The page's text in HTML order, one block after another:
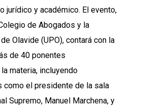
jurídico y académico. El evento,
de Abogados y la
Olavide (UPO), contará con la
de 40 ponentes
materia, incluyendo
como el presidente de la sala
Supremo, Manuel Marchena, y